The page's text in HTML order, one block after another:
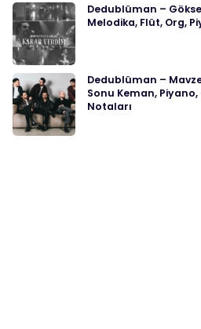
Dedublüman –
Melodika, Flüt, Org,
Dedublüman –
Sonu Keman,
Notaları